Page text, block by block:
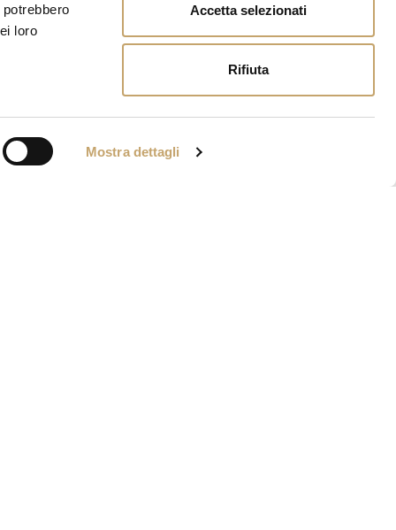
loro
Mostra dettagli
Accetta selezionati
Rifiuta
+ +